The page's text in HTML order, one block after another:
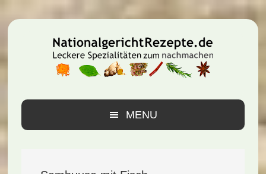
Hauptnavigation
Inhalt
Seitenspalte
MENU